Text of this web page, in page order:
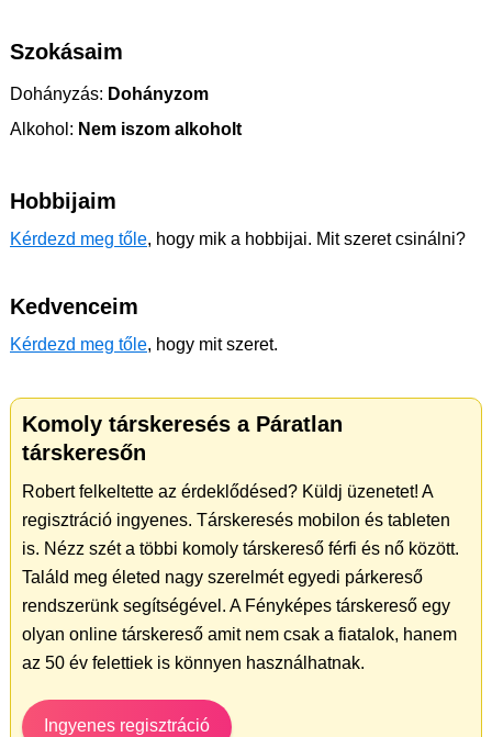
Szokásaim
Dohányzás: Dohányzom
Alkohol: Nem iszom alkoholt
Hobbijaim
Kérdezd meg tőle, hogy mik a hobbijai. Mit szeret csinálni?
Kedvenceim
Kérdezd meg tőle, hogy mit szeret.
Komoly társkeresés a Páratlan
társkeresőn
Robert felkeltette az érdeklődésed? Küldj üzenetet! A
regisztráció ingyenes. Társkeresés mobilon és tableten
is. Nézz szét a többi komoly társkereső férfi és nő között.
Találd meg életed nagy szerelmét egyedi párkereső
rendszerünk segítségével. A Fényképes társkereső egy
olyan online társkereső amit nem csak a fiatalok, hanem
az 50 év felettiek is könnyen használhatnak.
Ingyenes regisztráció